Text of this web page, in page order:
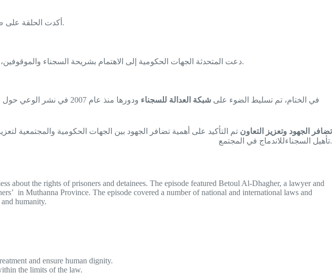
أكدت الحلقة على ضرورة توفير الاحتياجات الأساسية للأطفال الذين يرافقون أمهاتهم في السجون، وضمان بيئة آمنة وصحية لهم.
دعت المتحدثة الجهات الحكومية إلى الاهتمام بشريحة السجناء والموقوفين، وتسليط الضوء على حقوقهم، وتوفير بيئة احتجاز آمنة ونظيفة بما يتماشى مع المعايير الدولية لحقوق الإنسان.
في الختام، تم تسليط الضوء على شبكة العدالة للسجناء
ودورها منذ عام 2007
تضافر الجهود وتعزيز التعاون تم التأكيد على أهمية تضافر الجهود بين الجهات الحكومية
تأهيل السجناءللاندماج في المجتمع.
about the rights of prisoners and detainees. The episode featured Betoul Al-Dhagher, a lawyer and
in Muthanna Province. The episode covered a number of national and international laws and
humanity.
and ensure human dignity.
the limits of the law.